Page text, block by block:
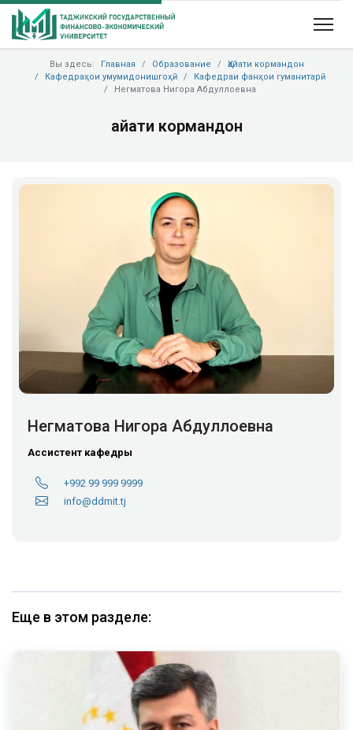
Вы здесь: Главная Образование
Ҳайати кормандон
Кафедраҳои умумидонишгоҳӣ
Кафедраи фанҳои гуманитарӣ
Негматова Нигора Абдуллоевна
Ҳайати кормандон
Негматова Нигора Абдуллоевна
Ассистент кафедры
+992 99 999 9999
info@ddmit.tj
Еще в этом разделе: